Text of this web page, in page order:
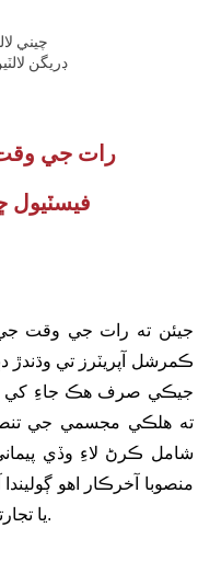
رات جي وقت
فيسٽيول
جيئن ته رات جي وقت
ڪمرشل آپريٽرز تي وڌندڙ
جيڪي صرف هڪ جاءِ کي
ته هلڪي مجسمي جي
شامل ڪرڻ لاءِ وڏي
منصوبا آخرڪار اهو
يا تجارتي واپسي کي برقرار رکڻ لاءِ ڪافي ناهي.